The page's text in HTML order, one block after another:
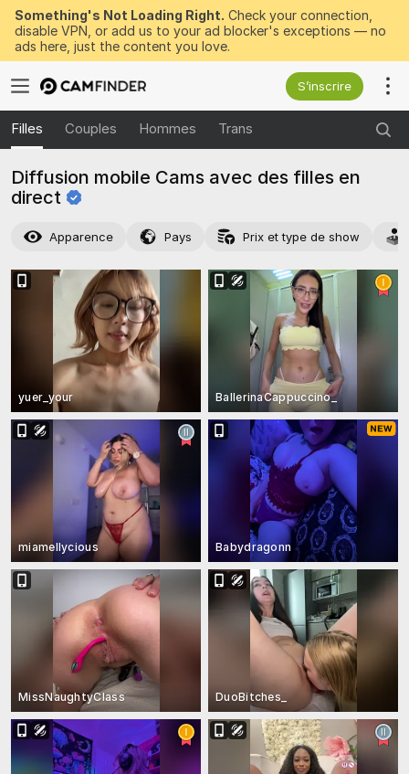
Something's Not Loading Right. Check your connection,
disable VPN, or add us to your ad blocker's exceptions — no
ads here, just the content you love.
S’inscrire
Filles Couples Hommes Trans
Diffusion mobile Cams avec des filles en
direct
Apparence Pays Prix et type de show
yuer_your BallerinaCappuccino_
miamellycious Babydragonn
MissNaughtyClass DuoBitches_